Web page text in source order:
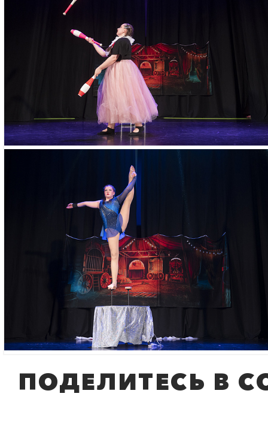
ЛАПШИНА ЕЛЕНА СЕРГЕЕВНА
Многократная
России, кандидат в
по спортивной
преподаватель по
ПОДЕЛИТЕСЬ В